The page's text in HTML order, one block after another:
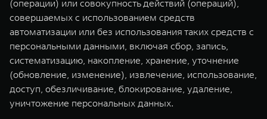
(операции) или совокупность действий (операций),
совершаемых с использованием средств
автоматизации или без использования таких средств с
персональными данными, включая сбор, запись,
систематизацию, накопление, хранение, уточнение
(обновление, изменение), извлечение, использование,
доступ, обезличивание, блокирование, удаление,
уничтожение персональных данных.